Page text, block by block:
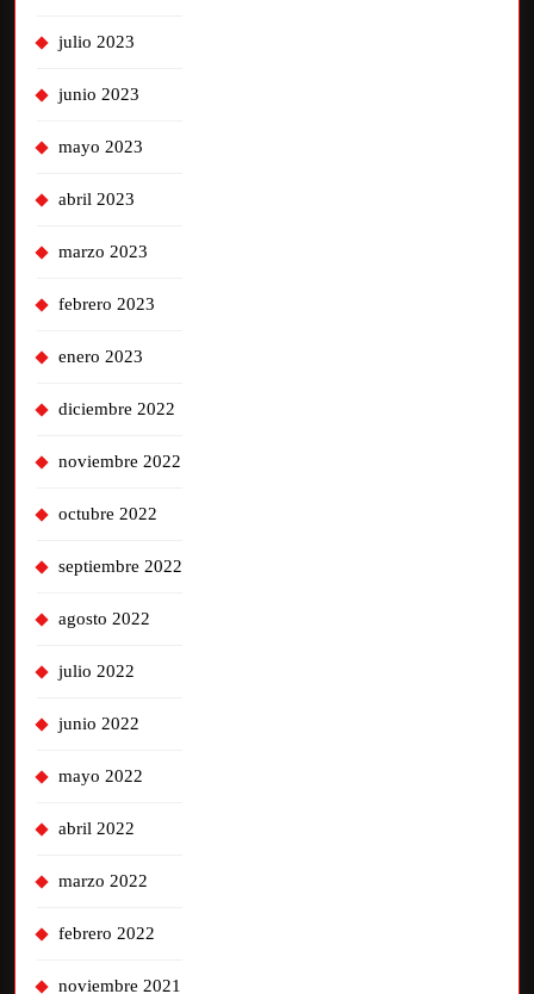
julio 2023
junio 2023
mayo 2023
abril 2023
marzo 2023
febrero 2023
enero 2023
diciembre 2022
noviembre 2022
octubre 2022
septiembre 2022
agosto 2022
julio 2022
junio 2022
mayo 2022
abril 2022
marzo 2022
febrero 2022
noviembre 2021